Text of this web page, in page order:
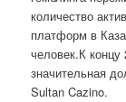
количество
платформ в
человек.К
значительная
Sultan Cazino.